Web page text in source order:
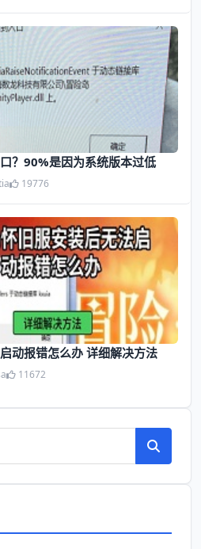
？90%是因为系统版本过低
19776
动报错怎么办 详细解决方法
11672